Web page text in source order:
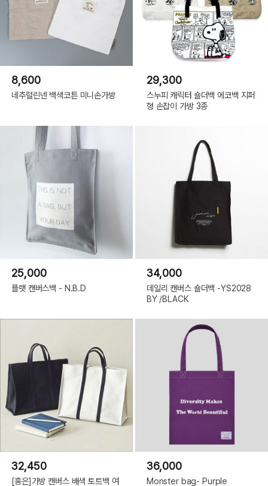
8,600
네추럴린넨 백색코튼 미니손가방
29,300
스누피 캐릭터 숄더백 에코백 지퍼
형 손잡이 가방 3종
25,000
플랫 캔버스백 - N.B.D
34,000
데일리 캔버스 숄더백 -YS2028
BY /BLACK
32,450
[홍은]가방 캔버스 배색 토트백 여
36,000
Monster bag- Purple